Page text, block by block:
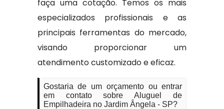
faça uma cotação. Temos os mais
especializados profissionais e as
principais ferramentas do mercado,
visando proporcionar um
atendimento customizado e eficaz.
Gostaria de um orçamento ou entrar
em contato sobre Aluguel de
Empilhadeira no Jardim Ângela - SP?